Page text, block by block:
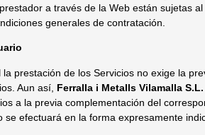
a través de la Web están sujetas
generales de contratación.
prestación de los Servicios no exige la
Aun así, Ferralla i Metalls Vilamalla S.L.
a la previa complementación del
se efectuará en la forma expresamente